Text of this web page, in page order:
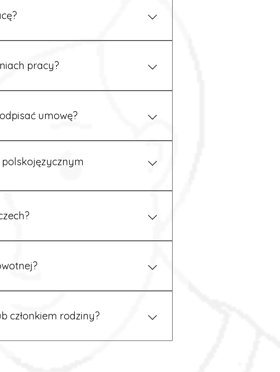
jednak znasz podstawy niemieckiego,
pracy?
wcześniejszym uzgodnieniu z
umowę?
temu masz pewność, że wszystkie
w pobliżu zakładu pracy.
z niemieckim prawem. Dzięki temu
członkiem rodziny?
nas o tym podczas rekrutacji, a